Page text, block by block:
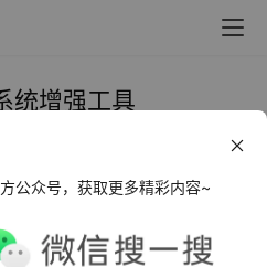
统增强工具
PowerToysSetup 系统增
_v0.65
月19日
公众号，获取更多精彩内容~